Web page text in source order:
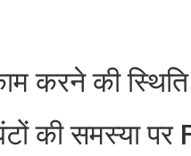
करने की
की समस्या पर